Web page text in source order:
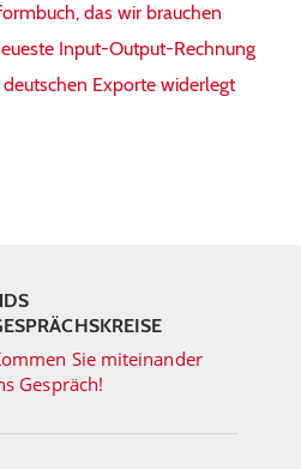
das wir brauchen
Input-Output-Rechnung
Exporte widerlegt
Sie miteinander
Gespräch!